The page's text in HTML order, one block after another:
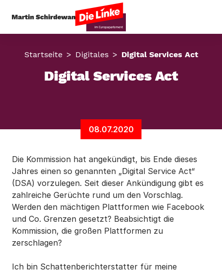
Startseite Digitales Digital Services Act
Digital Services Act
08.07.2020
Die Kommission hat angekündigt, bis Ende dieses
Jahres einen so genannten „Digital Service Act“
(DSA) vorzulegen. Seit dieser Ankündigung gibt es
zahlreiche Gerüchte rund um den Vorschlag.
Werden den mächtigen Plattformen wie Facebook
und Co. Grenzen gesetzt? Beabsichtigt die
Kommission, die großen Plattformen zu
zerschlagen?
Ich bin Schattenberichterstatter für meine